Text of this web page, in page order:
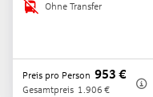
Ohne Transfer
Preis pro Person 953 €
Gesamtpreis 1.906 €